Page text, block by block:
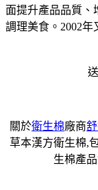
面提升產品品質、
調理美食。2002
關於衛生棉廠商
草本漢方衛生棉,
生棉產